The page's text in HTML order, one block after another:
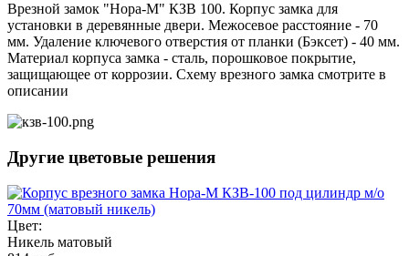
Врезной замок "Нора-М" КЗВ 100. Корпус замка для
установки в деревянные двери. Межосевое расстояние - 70
мм. Удаление ключевого отверстия от планки (Бэксет) - 40 мм.
Материал корпуса замка - сталь, порошковое покрытие,
защищающее от коррозии. Схему врезного замка смотрите в
описании
Другие цветовые решения
Цвет:
Никель матовый